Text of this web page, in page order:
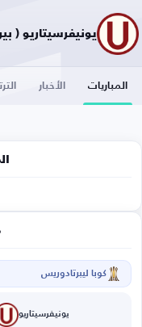
يونيفرسيتاريو ( بيرو )
المباريات الأخبار
كوبا ليبرتادوريس
يونيفرسيتاريو